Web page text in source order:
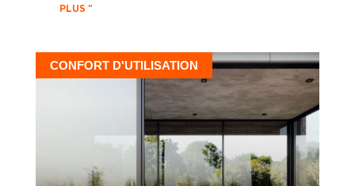
PLUS "
CONFORT D'UTILISATION